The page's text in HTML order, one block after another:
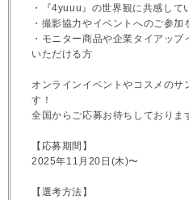
・『4yuuu』の世界観に共感して
・撮影協力やイベントへのご参加
・モニター商品や企業タイアッ
いただける方
オンラインイベントやコスメのサ
す！
全国からご応募お待ちしておりま
【応募期間】
2025年11月20日(木)〜
【選考方法】